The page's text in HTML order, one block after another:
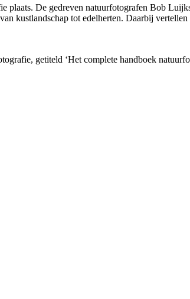
De gedreven natuurfotografen Bob
kustlandschap tot edelherten. Daarbij
getiteld ‘Het complete handboek